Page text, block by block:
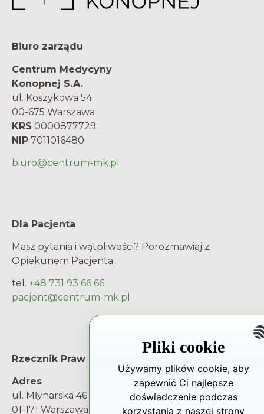
Biuro zarządu
Centrum Medycyny
Konopnej S.A.
ul. Koszykowa 54
00-675 Warszawa
KRS 0000877729
NIP 7011016480
biuro@centrum-mk.pl
Dla Pacjenta
Masz pytania i wątpliwości? Porozmawiaj z
Opiekunem Pacjenta.
tel. +48 731 93 66 66
pacjent@centrum-mk.pl
Rzecznik Praw Pacjenta
Adres
ul. Młynarska 46
01-171 Warszawa
Pliki cookie
Używamy plików cookie, aby
zapewnić Ci najlepsze
doświadczenie podczas
korzystania z naszej strony